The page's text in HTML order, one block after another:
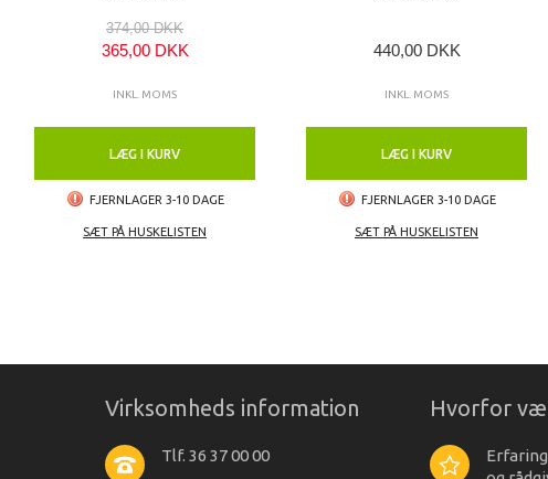
374,00 DKK
365,00 DKK
INKL. MOMS
LÆG I KURV
FJERNLAGER 3-10 DAGE
SÆT PÅ HUSKELISTEN
440,00 DKK
INKL. MOMS
LÆG I KURV
FJERNLAGER 3-10 DAGE
SÆT PÅ HUSKELISTEN
Virksomheds information
Tlf. 36 37 00 00
Hvorfor